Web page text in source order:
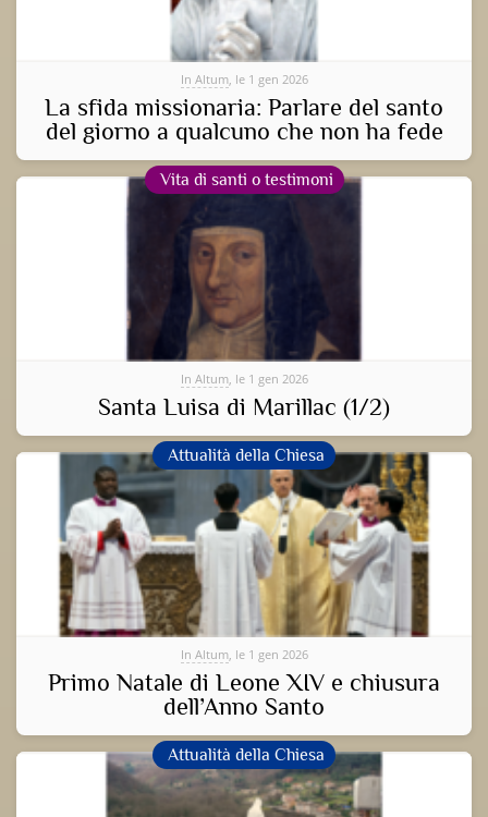
In Altum, le 1 gen 2026
La sfida missionaria: Parlare del santo
del giorno a qualcuno che non ha fede
Vita di santi o testimoni
In Altum, le 1 gen 2026
Santa Luisa di Marillac (1/2)
Attualità della Chiesa
In Altum, le 1 gen 2026
Primo Natale di Leone XIV e chiusura
dell’Anno Santo
Attualità della Chiesa